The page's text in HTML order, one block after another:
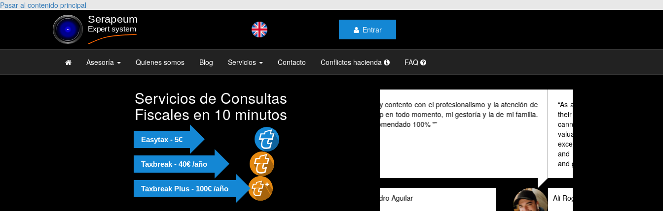
Pasar al contenido principal
Entrar
Asesoría Quienes somos Blog Servicios Contacto Conflictos hacienda FAQ
Servicios de Consultas
Fiscales en 10 minutos
Easytax - 5€
Taxbreak - 40€ /año
Taxbreak Plus - 100€ /año
As a digital nomad in Spain I could benefit much from
their advice provided in English as Unfortunately I
cannot speak Spanish and this makes it a unique and
valuable tool for all expats in Spain. Pratsglas is an
exceptional tax advice expert system that goes above
and beyond to provide its users with valuable insights
Ali Roghani